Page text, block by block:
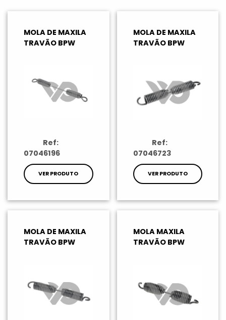
MOLA DE MAXILA
TRAVÃO BPW
Ref:
07046196
VER PRODUTO
MOLA DE MAXILA
TRAVÃO BPW
Ref:
07046723
VER PRODUTO
MOLA DE MAXILA
TRAVÃO BPW
MOLA MAXILA
TRAVÃO BPW